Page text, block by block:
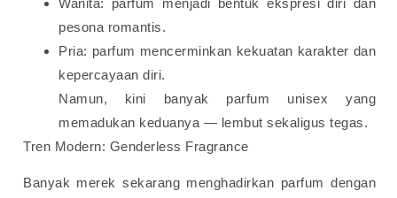
pesona romantis.
Pria: parfum mencerminkan kekuatan karakter dan
kepercayaan diri.
Namun, kini banyak parfum unisex yang
memadukan keduanya — lembut sekaligus tegas.
Tren Modern: Genderless Fragrance
Banyak merek sekarang menghadirkan parfum dengan